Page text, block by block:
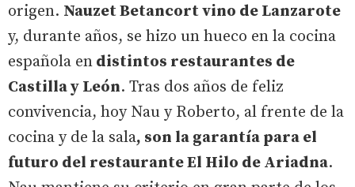
origen. Nauzet Betancort vino de Lanzarote
y, durante años, se hizo un hueco en la cocina
española en distintos restaurantes de
Castilla y León. Tras dos años de feliz
convivencia, hoy Nau y Roberto, al frente de la
cocina y de la sala, son la garantía para el
futuro del restaurante El Hilo de Ariadna.